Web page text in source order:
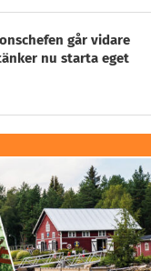
går vidare
nu starta eget